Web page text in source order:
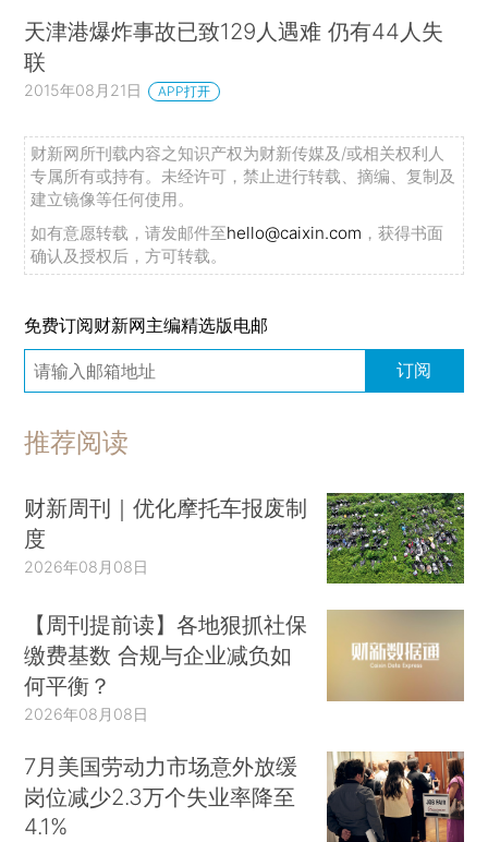
天津港爆炸事故已致129人遇难 仍有44人失
联
2015年08月21日 APP打开
财新网所刊载内容之知识产权为财新传媒及/或相关权利人
专属所有或持有。未经许可，禁止进行转载、摘编、复制及
建立镜像等任何使用。
如有意愿转载，请发邮件至hello@caixin.com ，获得书面
确认及授权后，方可转载。
免费订阅财新网主编精选版电邮
订阅
推荐阅读
财新周刊｜优化摩托车报废制
度
2026年08月08日
【周刊提前读】各地狠抓社保
缴费基数 合规与企业减负如
何平衡？
2026年08月08日
7月美国劳动力市场意外放缓
岗位减少2.3万个失业率降至
4.1%